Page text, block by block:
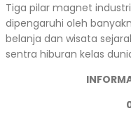
Tiga pilar magnet
dipengaruhi oleh
belanja dan wisata
sentra hiburan kelas